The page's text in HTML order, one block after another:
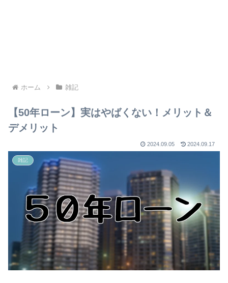
ホーム 雑記
【50年ローン】実はやばくない！メリット＆
デメリット
2024.09.05 2024.09.17
雑記